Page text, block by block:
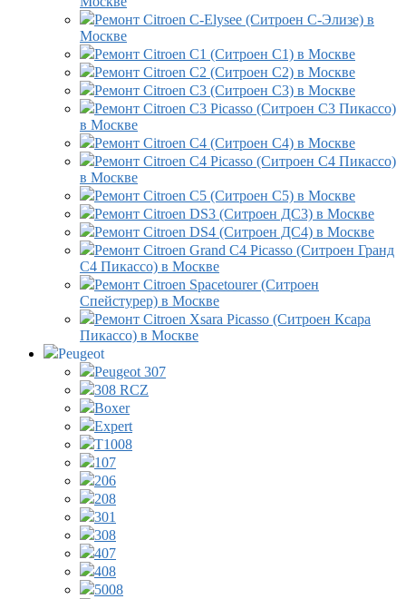
Ремонт Citroen C-Elysee (Ситроен С-Элизе) в
Москве
Ремонт Citroen C1 (Ситроен С1) в Москве
Ремонт Citroen C2 (Ситроен С2) в Москве
Ремонт Citroen C3 (Ситроен С3) в Москве
Ремонт Citroen C3 Picasso (Ситроен С3 Пикассо)
в Москве
Ремонт Citroen C4 (Ситроен С4) в Москве
Ремонт Citroen C4 Picasso (Ситроен С4 Пикассо)
в Москве
Ремонт Citroen C5 (Ситроен С5) в Москве
Ремонт Citroen DS3 (Ситроен ДС3) в Москве
Ремонт Citroen DS4 (Ситроен ДС4) в Москве
Ремонт Citroen Grand C4 Picasso (Ситроен Гранд
С4 Пикассо) в Москве
Ремонт Citroen Spacetourer (Ситроен
Спейстурер) в Москве
Ремонт Citroen Xsara Picasso (Ситроен Ксара
Пикассо) в Москве
Peugeot
Peugeot 307
308 RCZ
Boxer
Expert
T1008
107
206
208
301
308
407
408
5008